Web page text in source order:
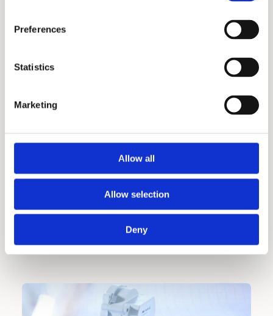
Preferences
Statistics
Marketing
Allow all
Allow selection
Deny
Autonome landbouw met lidar: 3
praktijkvoorbeelden uit andere sectoren
DEFENSIE
19 MAART 2026JURRE VAN SON5 MIN